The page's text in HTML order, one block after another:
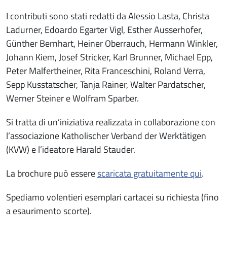
I contributi sono stati redatti da Alessio Lasta, Christa
Ladurner, Edoardo Egarter Vigl, Esther Ausserhofer,
Günther Bernhart, Heiner Oberrauch, Hermann Winkler,
Johann Kiem, Josef Stricker, Karl Brunner, Michael Epp,
Peter Malfertheiner, Rita Franceschini, Roland Verra,
Sepp Kusstatscher, Tanja Rainer, Walter Pardatscher,
Werner Steiner e Wolfram Sparber.
Si tratta di un’iniziativa realizzata in collaborazione con
l’associazione Katholischer Verband der Werktätigen
(KVW) e l’ideatore Harald Stauder.
La brochure può esserescaricata gratuitamente qui.
Spediamo volentieri esemplari cartacei su richiesta (fino
a esaurimento scorte).